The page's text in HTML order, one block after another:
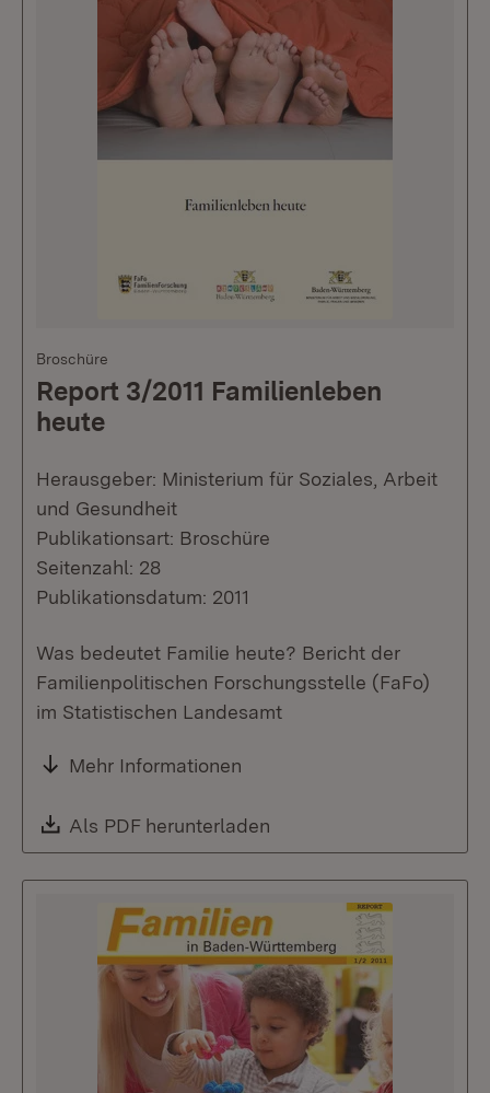
Broschüre
Report 3/2011 Familienleben
heute
Herausgeber: Ministerium für Soziales, Arbeit
und Gesundheit
Publikationsart: Broschüre
Seitenzahl: 28
Publikationsdatum: 2011
Was bedeutet Familie heute? Bericht der
Familienpolitischen Forschungsstelle (FaFo)
im Statistischen Landesamt
Mehr Informationen
Download:
Als PDF herunterladen